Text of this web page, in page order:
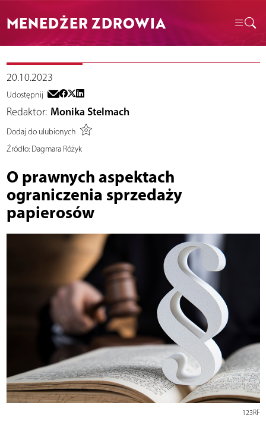
MENEDŻER ZDROWIA
20.10.2023
Udostępnij
Redaktor: Monika Stelmach
Dodaj do ulubionych
Źródło:Dagmara Różyk
O prawnych aspektach
ograniczenia sprzedaży
papierosów
123RF